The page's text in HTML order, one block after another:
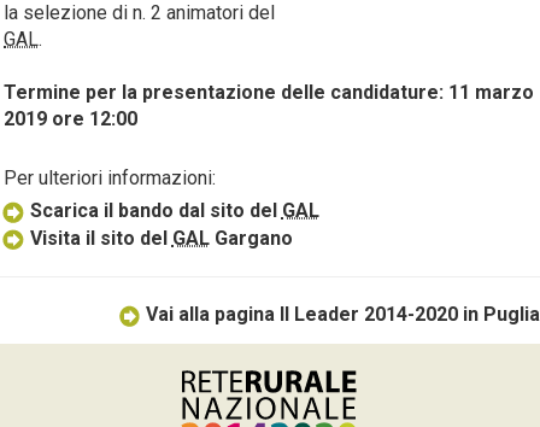
la selezione di n. 2 animatori del
GAL.
Termine per la presentazione delle candidature: 11 marzo
2019 ore 12:00
Per ulteriori informazioni:
Scarica il bando dal sito del GAL
Visita il sito del GALGargano
Vai alla pagina Il Leader 2014-2020 in Puglia